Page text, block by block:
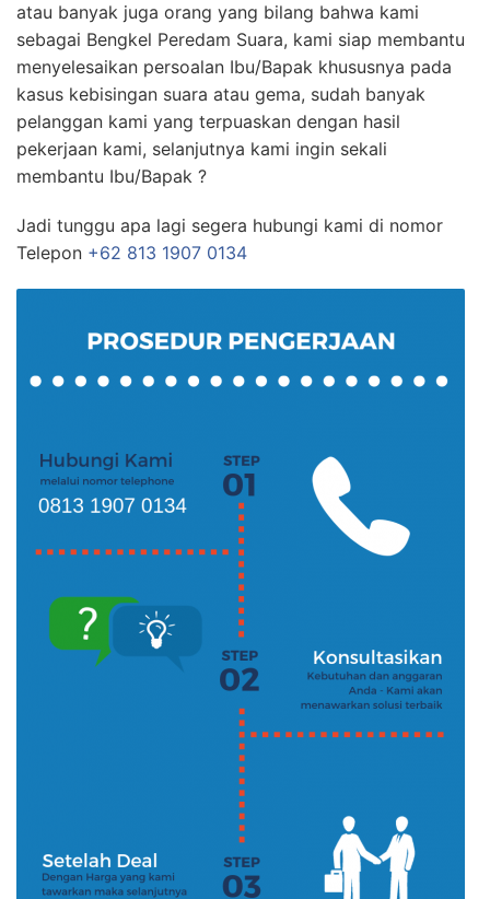
atau banyak juga orang yang bilang bahwa kami
sebagai Bengkel Peredam Suara, kami siap membantu
menyelesaikan persoalan Ibu/Bapak khususnya pada
kasus kebisingan suara atau gema, sudah banyak
pelanggan kami yang terpuaskan dengan hasil
pekerjaan kami, selanjutnya kami ingin sekali
membantu Ibu/Bapak ?
Jadi tunggu apa lagi segera hubungi kami di nomor
Telepon +62 813 1907 0134